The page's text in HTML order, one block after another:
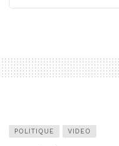
POLITIQUE VIDEO